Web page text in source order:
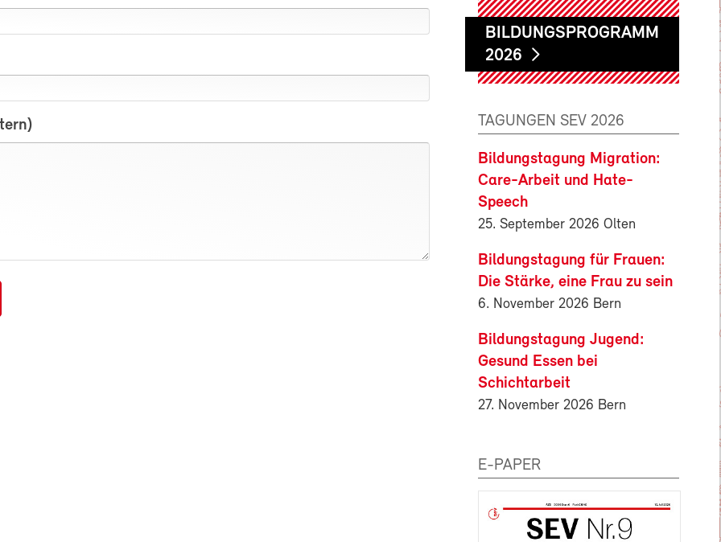
BILDUNGSPROGRAMM
2026
TAGUNGEN SEV 2026
Bildungstagung Migration:
Care-Arbeit und Hate-
Speech
25. September 2026 Olten
Bildungstagung für Frauen:
Die Stärke, eine Frau zu sein
6. November 2026 Bern
Bildungstagung Jugend:
Gesund Essen bei
Schichtarbeit
27. November 2026 Bern
E-PAPER